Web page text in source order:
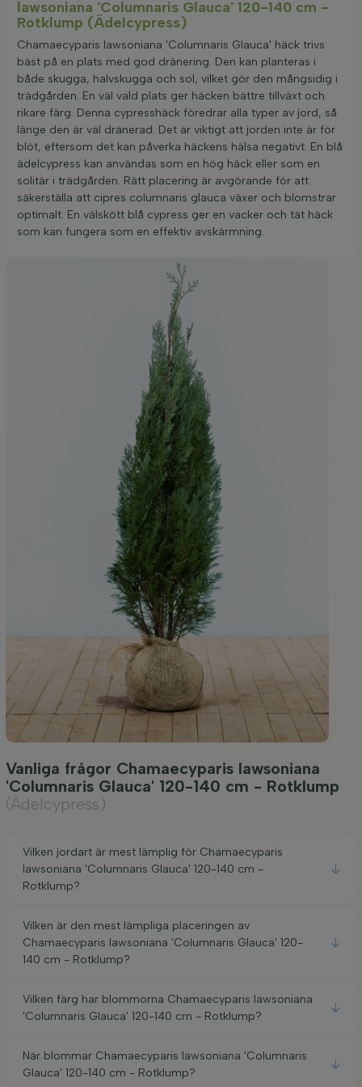
lawsoniana 'Columnaris Glauca' 120-140 cm -
Rotklump (Ädelcypress)
Chamaecyparis lawsoniana 'Columnaris Glauca' häck trivs
bäst på en plats med god dränering. Den kan planteras i
både skugga, halvskugga och sol, vilket gör den mångsidig i
trädgården. En väl vald plats ger häcken bättre tillväxt och
rikare färg. Denna cypresshäck föredrar alla typer av jord, så
länge den är väl dränerad. Det är viktigt att jorden inte är för
blöt, eftersom det kan påverka häckens hälsa negativt. En blå
ädelcypress kan användas som en hög häck eller som en
solitär i trädgården. Rätt placering är avgörande för att
säkerställa att cipres columnaris glauca växer och blomstrar
optimalt. En välskött blå cypress ger en vacker och tät häck
som kan fungera som en effektiv avskärmning.
Vanliga frågor Chamaecyparis lawsoniana
'Columnaris Glauca' 120-140 cm - Rotklump
(Ädelcypress)
Vilken jordart är mest lämplig för Chamaecyparis
lawsoniana 'Columnaris Glauca' 120-140 cm -
Rotklump?
Vilken är den mest lämpliga placeringen av
Chamaecyparis lawsoniana 'Columnaris Glauca' 120-
140 cm - Rotklump?
Vilken färg har blommorna Chamaecyparis lawsoniana
'Columnaris Glauca' 120-140 cm - Rotklump?
När blommar Chamaecyparis lawsoniana 'Columnaris
Glauca' 120-140 cm - Rotklump?